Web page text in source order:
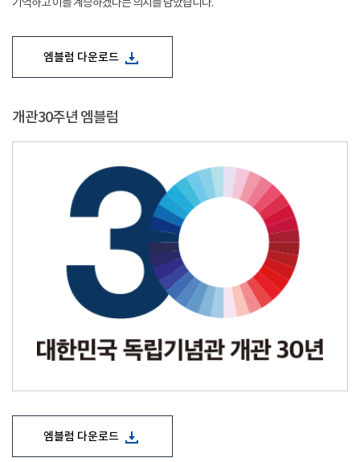
기억하고 이를 계승하겠다는 의지를 담았습니다.
엠블럼 다운로드
개관30주년 엠블럼
엠블럼 다운로드